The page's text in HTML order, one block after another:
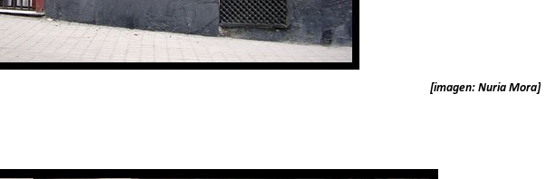
[imagen: Nuria Mora]